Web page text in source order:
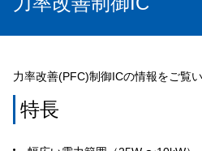
力率改善(PFC)制御ICの情報をご覧
特長